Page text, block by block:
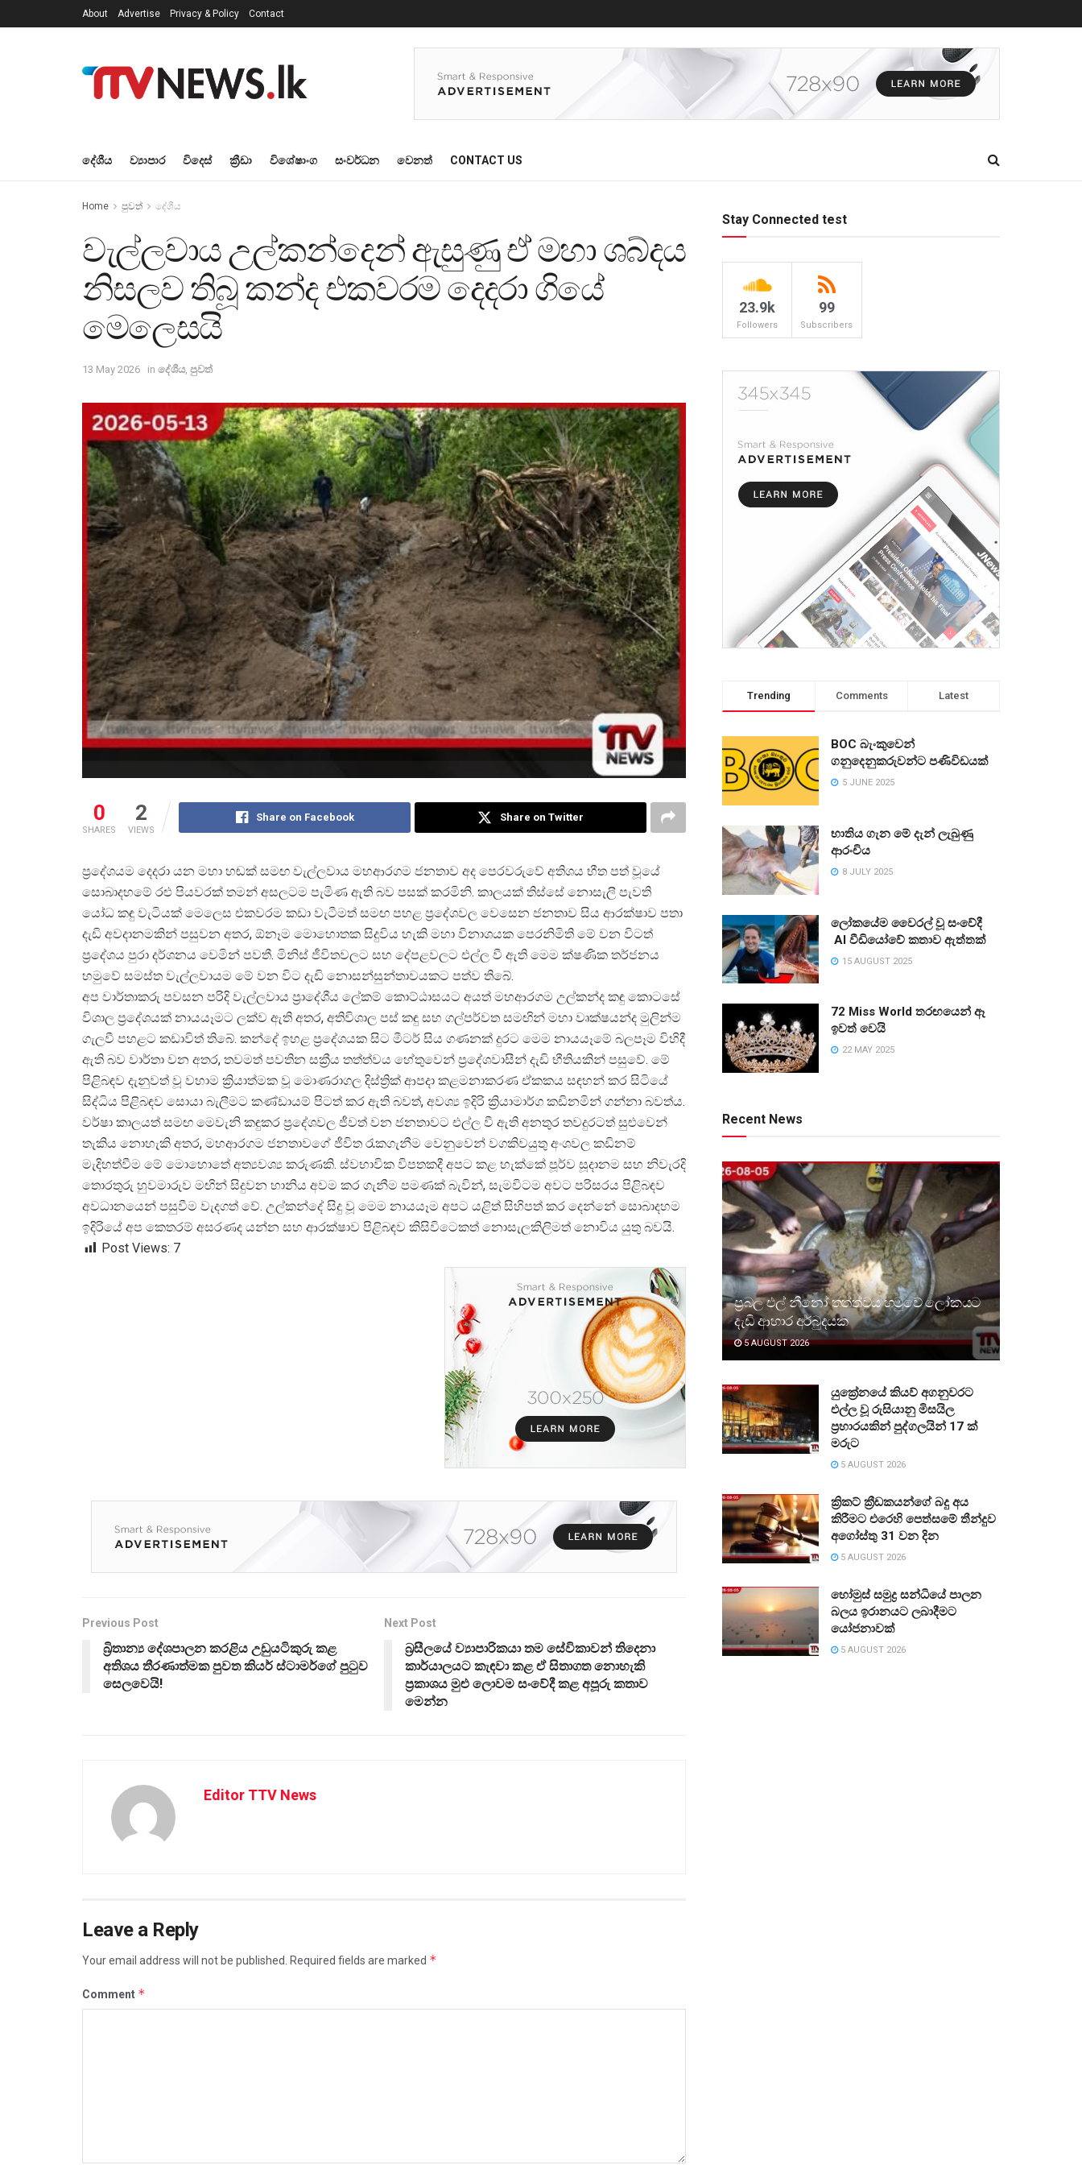
About Advertise Privacy & Policy Contact
දේශීය ව්‍යාපාර විදෙස් ක්‍රීඩා විශේෂාංග සංවර්ධන වෙනත් CONTACT US
Home පුවත් දේශීය
වැල්ලවාය උල්කන්දෙන් ඇසුණු ඒ මහා ශබ්දය
නිසලව තිබූ කන්ද එකවරම දෙදරා ගියේ
මෙලෙසයි
13 May 2026 in දේශීය, පුවත්
0
SHARES
2
VIEWS
Share on Facebook Share on Twitter
ප්රදේශයම දෙදරා යන මහා හඬක් සමඟ වැල්ලවාය මහආරගම ජනතාව අද පෙරවරුවේ අතිශය භීත පත් වූයේ
සොබාදහමේ රළු පියවරක් තමන් අසලටම පැමිණ ඇති බව පසක් කරමිනි. කාලයක් තිස්සේ නොසැලී පැවති
යෝධ කඳු වැටියක් මෙලෙස එකවරම කඩා වැටීමත් සමඟ පහළ ප්රදේශවල වෙසෙන ජනතාව සිය ආරක්ෂාව පතා
දැඩි අවදානමකින් පසුවන අතර, ඕනෑම මොහොතක සිදුවිය හැකි මහා විනාශයක පෙරනිමිති මේ වන විටත්
ප්රදේශය පුරා දර්ශනය වෙමින් පවතී. මිනිස් ජීවිතවලට සහ දේපළවලට එල්ල වී ඇති මෙම ක්ෂණික තර්ජනය
හමුවේ සමස්ත වැල්ලවායම මේ වන විට දැඩි නොසන්සුන්තාවයකට පත්ව තිබේ.
අප වාර්තාකරු පවසන පරිදි වැල්ලවාය ප්රාදේශීය ලේකම් කොට්ඨාසයට අයත් මහආරගම උල්කන්ද කඳු කොටසේ
විශාල ප්රදේශයක් නායයෑමට ලක්ව ඇති අතර, අතිවිශාල පස් කඳු සහ ගල්පර්වත සමඟින් මහා වෘක්ෂයන්ද මුලින්ම
ගැලවී පහළට කඩාවිත් තිබේ. කන්දේ ඉහළ ප්රදේශයක සිට මීටර් සිය ගණනක් දුරට මෙම නායයෑමේ බලපෑම විහිදී
ඇති බව වාර්තා වන අතර, තවමත් පවතින සක්රීය තත්ත්වය හේතුවෙන් ප්රදේශවාසීන් දැඩි භීතියකින් පසුවේ. මේ
පිළිබඳව දැනුවත් වූ වහාම ක්රියාත්මක වූ මොණරාගල දිස්ත්රික් ආපදා කළමනාකරණ ඒකකය සඳහන් කර සිටියේ
සිද්ධිය පිළිබඳව සොයා බැලීමට කණ්ඩායම් පිටත් කර ඇති බවත්, අවශ් ය ඉදිරි ක්රියාමාර්ග කඩිනමින් ගන්නා බවත්ය.
වර්ෂා කාලයත් සමඟ මෙවැනි කඳුකර ප්රදේශවල ජීවත් වන ජනතාවට එල්ල වී ඇති අනතුර තවදුරටත් සුළුවෙන්
තැකිය නොහැකි අතර, මහආරගම ජනතාවගේ ජීවිත රැකගැනීම වෙනුවෙන් වගකිවයුතු අංශවල කඩිනම්
මැදිහත්වීම මේ මොහොතේ අත්යවශ් ය කරුණකි. ස්වභාවික විපතකදී අපට කළ හැක්කේ පූර්ව සූදානම සහ නිවැරදි
තොරතුරු හුවමාරුව මඟින් සිදුවන හානිය අවම කර ගැනීම පමණක් බැවින්, සැමවිටම අවට පරිසරය පිළිබඳව
අවධානයෙන් පසුවීම වැදගත් වේ. උල්කන්දේ සිදු වූ මෙම නායයෑම අපට යළිත් සිහිපත් කර දෙන්නේ සොබාදහම
ඉදිරියේ අප කෙතරම් අසරණද යන්න සහ ආරක්ෂාව පිළිබඳව කිසිවිටෙකත් නොසැලකිලිමත් නොවිය යුතු බවයි.
Post Views: 7
Previous Post
බ්‍රිතාන්‍ය දේශපාලන කරළිය උඩුයටිකුරු කළ
අතිශය තීරණාත්මක පුවත කියර් ස්ටාමර්ගේ පුටුව
සෙලවෙයි!
Next Post
බ්‍රසීලයේ ව්‍යාපාරිකයා තම සේවිකාවන් තිදෙනා
කාර්යාලයට කැඳවා කළ ඒ සිතාගත නොහැකි
ප්‍රකාශය මුළු ලොවම සංවේදී කළ අපූරු කතාව
මෙන්න
Editor TTV News
Leave a Reply
Your email address will not be published. Required fields are marked *
Comment *
Stay Connected test
23.9k
Followers
99
Subscribers
Trending Comments Latest
BOC බැංකුවෙන්
ගනුදෙනුකරුවන්ට පණිවිඩයක්
5 JUNE 2025
භාතිය ගැන මේ දැන් ලැබුණු
ආරංචිය
8 JULY 2025
ලෝකයේම වෛරල් වූ සංවේදී
AI වීඩියෝවේ කතාව ඇත්තක්
15 AUGUST 2025
72 Miss World තරඟයෙන් ඈ
ඉවත් වෙයි
22 MAY 2025
Recent News
ප්‍රබල එල් නීනෝ තත්ත්වය හමුවේ ලෝකයට
දැඩි ආහාර අර්බුදයක
5 AUGUST 2026
යුක්‍රේනයේ කියව් අගනුවරට
එල්ල වූ රුසියානු මිසයිල
ප්‍රහාරයකින් පුද්ගලයින් 17 ක්
මරුට
5 AUGUST 2026
ක්‍රිකට් ක්‍රීඩකයන්ගේ බදු අය
කිරීමට එරෙහි පෙත්සමේ තීන්දුව
අගෝස්තු 31 වන දින
5 AUGUST 2026
හෝමුස් සමුද්‍ර සන්ධියේ පාලන
බලය ඉරානයට ලබාදීමට
යෝජනාවක්
5 AUGUST 2026